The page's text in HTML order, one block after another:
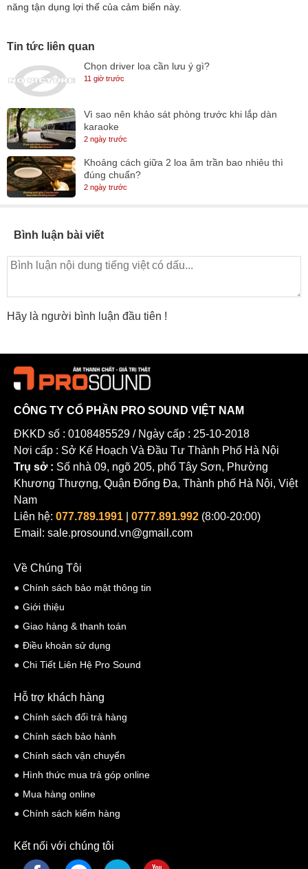
năng tận dụng lợi thế của cảm biến này.
Tin tức liên quan
Chọn driver loa cần lưu ý gì?
11 giờ trước
Vì sao nên khảo sát phòng trước khi lắp dàn
karaoke
2 ngày trước
Khoảng cách giữa 2 loa âm trần bao nhiêu thì
đúng chuẩn?
2 ngày trước
Bình luận bài viết
Hãy là người bình luận đầu tiên !
CÔNG TY CỔ PHẦN PRO SOUND VIỆT NAM
ĐKKD số : 0108485529 / Ngày cấp : 25-10-2018
Nơi cấp : Sở Kế Hoạch Và Đầu Tư Thành Phố Hà Nội
Trụ sở : Số nhà 09, ngõ 205, phố Tây Sơn, Phường
Khương Thượng, Quận Đống Đa, Thành phố Hà Nội, Việt
Nam
Liên hệ: 077.789.1991 0777.891.992 (8:00-20:00)
Email: sale.prosound.vn@gmail.com
Về Chúng Tôi
Chính sách bảo mật thông tin
Giới thiệu
Giao hàng & thanh toán
Điều khoản sử dụng
Chi Tiết Liên Hệ Pro Sound
Hỗ trợ khách hàng
Chính sách đổi trả hàng
Chính sách bảo hành
Chính sách vận chuyển
Hình thức mua trả góp online
Mua hàng online
Chính sách kiểm hàng
Kết nối với chúng tôi